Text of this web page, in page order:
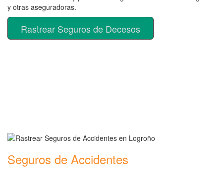
y otras aseguradoras.
Rastrear Seguros de Decesos
Seguros de Accidentes